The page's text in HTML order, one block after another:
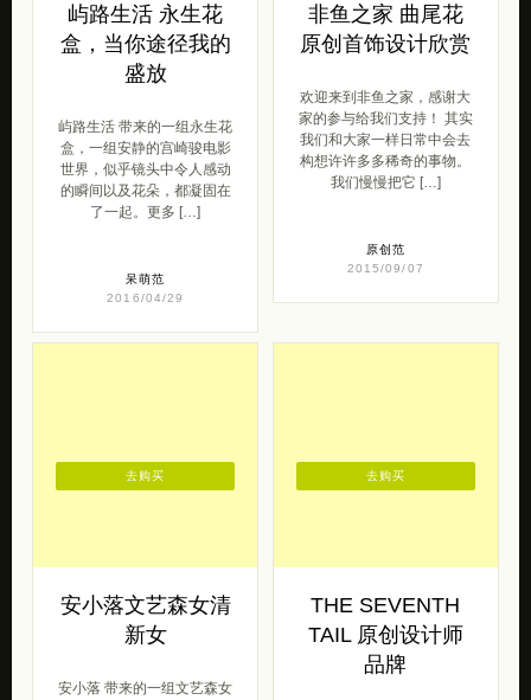
屿路生活 永生花
盒，当你途径我的
盛放
屿路生活 带来的一组永生花
盒，一组安静的宫崎骏电影
世界，似乎镜头中令人感动
的瞬间以及花朵，都凝固在
了一起。更多 […]
呆萌范
2016/04/29
非鱼之家 曲尾花
原创首饰设计欣赏
欢迎来到非鱼之家，感谢大
家的参与给我们支持！ 其实
我们和大家一样日常中会去
构想许许多多稀奇的事物。
我们慢慢把它 […]
原创范
2015/09/07
安小落文艺森女清
新女
安小落 带来的一组文艺森女
去购买
THE SEVENTH
TAIL 原创设计师
品牌
去购买